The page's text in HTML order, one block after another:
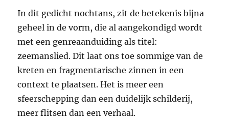
In dit gedicht nochtans, zit de betekenis bijna
geheel in de vorm, die al aangekondigd wordt
met een genreaanduiding als titel:
zeemanslied. Dit laat ons toe sommige van de
kreten en fragmentarische zinnen in een
context te plaatsen. Het is meer een
sfeerschepping dan een duidelijk schilderij,
meer flitsen dan een verhaal.